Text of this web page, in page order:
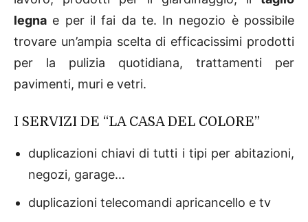
legna e per il fai da te. In negozio è possibile
trovare un’ampia scelta di efficacissimi prodotti
per la pulizia quotidiana, trattamenti per
pavimenti, muri e vetri.
I SERVIZI DE “LA CASA DEL COLORE”
duplicazioni chiavi di tutti i tipi per abitazioni,
negozi, garage…
duplicazioni telecomandi apricancello e tv